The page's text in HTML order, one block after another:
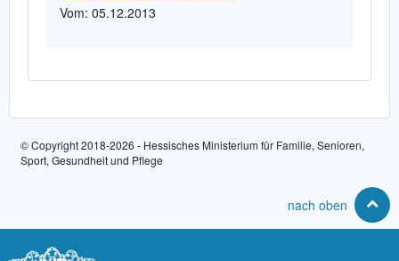
Vom: 05.12.2013
© Copyright 2018-2026 - Hessisches Ministerium für Familie, Senioren,
Sport, Gesundheit und Pflege
nach oben